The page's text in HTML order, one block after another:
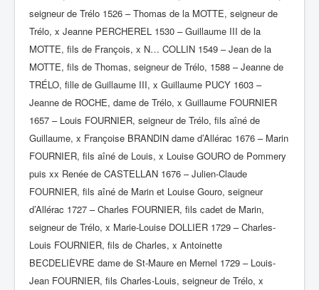
seigneur de Trélo 1526 – Thomas de la MOTTE, seigneur de
Trélo, x Jeanne PERCHEREL 1530 – Guillaume III de la
MOTTE, fils de François, x N… COLLIN 1549 – Jean de la
MOTTE, fils de Thomas, seigneur de Trélo, 1588 – Jeanne de
TRÉLO, fille de Guillaume III, x Guillaume PUCY 1603 –
Jeanne de ROCHE, dame de Trélo, x Guillaume FOURNIER
1657 – Louis FOURNIER, seigneur de Trélo, fils aîné de
Guillaume, x Françoise BRANDIN dame d’Allérac 1676 – Marin
FOURNIER, fils aîné de Louis, x Louise GOURO de Pommery
puis xx Renée de CASTELLAN 1676 – Julien-Claude
FOURNIER, fils aîné de Marin et Louise Gouro, seigneur
d’Allérac 1727 – Charles FOURNIER, fils cadet de Marin,
seigneur de Trélo, x Marie-Louise DOLLIER 1729 – Charles-
Louis FOURNIER, fils de Charles, x Antoinette
BECDELIÈVRE dame de St-Maure en Mernel 1729 – Louis-
Jean FOURNIER, fils Charles-Louis, seigneur de Trélo, x